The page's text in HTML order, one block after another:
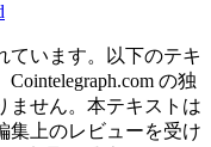
ています。以下のテキ
の独
ません。本テキストは
集上のレビューを受け